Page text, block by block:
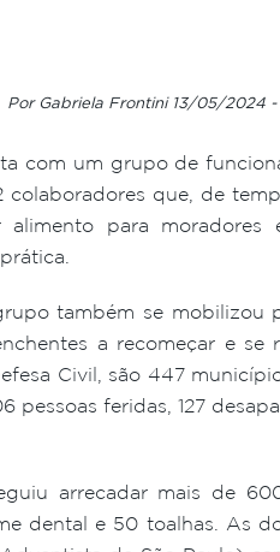
Por Gabriela Frontini 13/05/2024 -
com um grupo de
colaboradores que, de
para
também se mobilizou
a recomeçar e
Civil, são 447
pessoas feridas, 127
arrecadar mais de
dental e 50 toalhas. As